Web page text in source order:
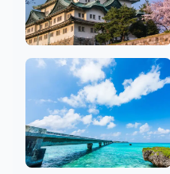
아이치
10 상점